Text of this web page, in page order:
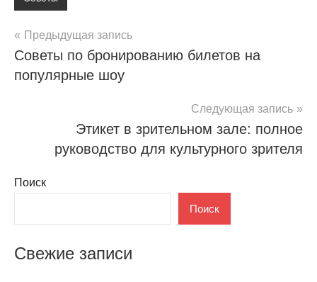
Навигация
по
записям
Предыдущая запись
Советы по бронированию билетов на
популярные шоу
Следующая запись
Этикет в зрительном зале: полное
руководство для культурного зрителя
Поиск
Поиск
Свежие записи